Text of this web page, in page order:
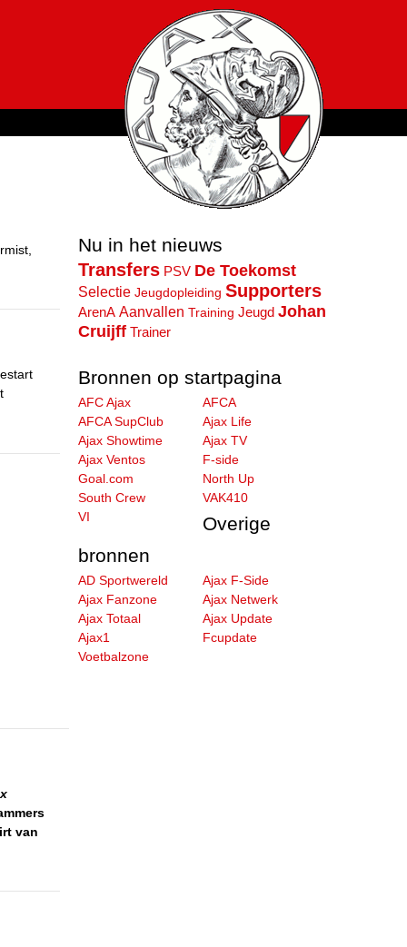
van
Nu in het nieuws
Transfers PSV De Toekomst
Selectie Jeugdopleiding Supporters
ArenA Aanvallen Training Jeugd Johan
Cruijff Trainer
Bronnen op startpagina
AFC Ajax
AFCA
AFCA SupClub
Ajax Life
Ajax Showtime
Ajax TV
Ajax Ventos
F-side
Goal.com
North Up
South Crew
VAK410
VI
Overige
bronnen
AD Sportwereld
Ajax F-Side
Ajax Fanzone
Ajax Netwerk
Ajax Totaal
Ajax Update
Ajax1
Fcupdate
Voetbalzone